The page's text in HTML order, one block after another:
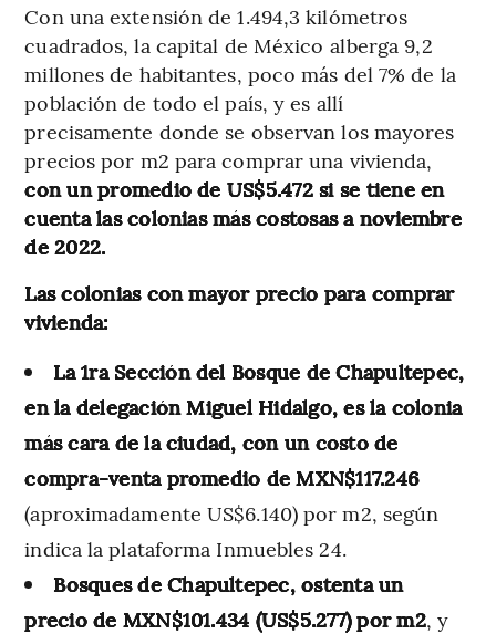
Con una extensión de 1.494,3 kilómetros
cuadrados, la capital de México alberga 9,2
millones de habitantes, poco más del 7% de la
población de todo el país, y es allí
precisamente donde se observan los mayores
precios por m2 para comprar una vivienda,
con un promedio de US$5.472 si se tiene en
cuenta las colonias más costosas a noviembre
de 2022.
Las colonias con mayor precio para comprar
vivienda:
La 1ra Sección del Bosque de Chapultepec,
en la delegación Miguel Hidalgo, es la colonia
más cara de la ciudad, con un costo de
compra-venta promedio de MXN$117.246
(aproximadamente US$6.140) por m2, según
indica la plataforma Inmuebles 24.
Bosques de Chapultepec, ostenta un
precio de MXN$101.434 (US$5.277) por m2, y